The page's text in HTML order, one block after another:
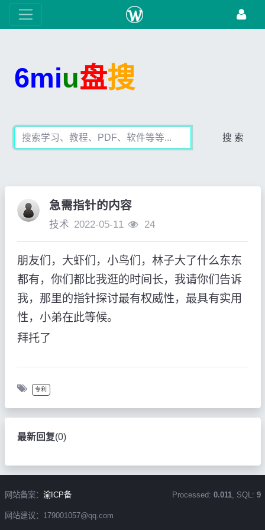
6miu盘搜
搜 索
急需指针的内容
技术 2022-05-11 24
朋友们，大虾们，小鸟们，林子大了什么东东
都有，你们都比我逛的时间长，我请你们告诉
我，那里的指针探讨最有权威性，最具有实用
性，小弟在此等候。
拜托了
专利
最新回复(0)
网站备案： 渝ICP备
网站建议：179001057@qq.com
Processed: 0.011, SQL: 9